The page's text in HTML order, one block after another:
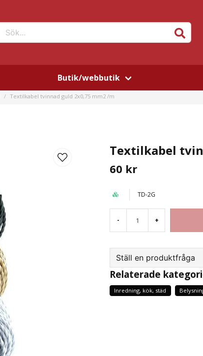
Sök...
Butik/webbutik
Textilkabel tvinnad guld 2x0,75 mm2 /m
Textilkabel
60 kr
TD-2G
- +
Ställ en produktfråga
question
Fråga oss något om
Relaterade
Inredning, kök, städ